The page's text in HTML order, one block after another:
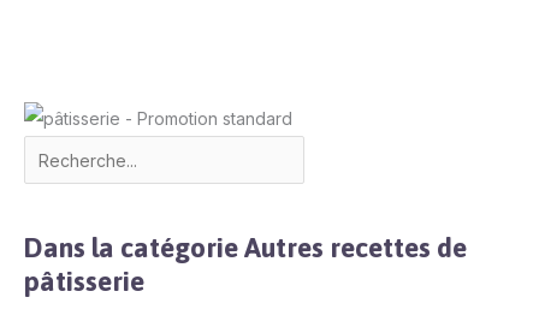
Dans la catégorie Autres recettes de
pâtisserie